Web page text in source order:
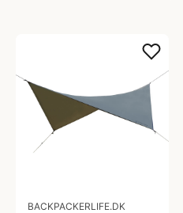
BACKPACKERLIFE.DK